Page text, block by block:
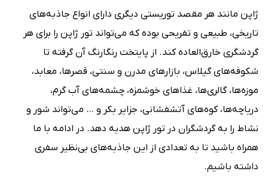
ژاپن مانند هر مقصد توریستی دیگری دارای انواع جاذبه‌های
تاریخی، طبیعی و تفریحی بوده که می‌تواند تور ژاپن را برای هر
گردشگری خارق‌العاده کند. از پایتخت رنگارنگ آن گرفته تا
شکوفه‌های گیلاس، بازارهای مدرن و سنتی، قصرها، معابد،
موزه‌ها، گالری‌ها، غذاهای خوشمزه، چشمه‌های آب گرم،
دریاچه‌ها، کوه‌های آتشفشانی، جزایر بکر و … می‌تواند شور و
نشاط را به گردشگران در تور ژاپن هدیه دهد. در ادامه با ما
همراه باشید تا به تعدادی از این جاذبه‌های بی‌نظیر سفری
داشته باشیم.